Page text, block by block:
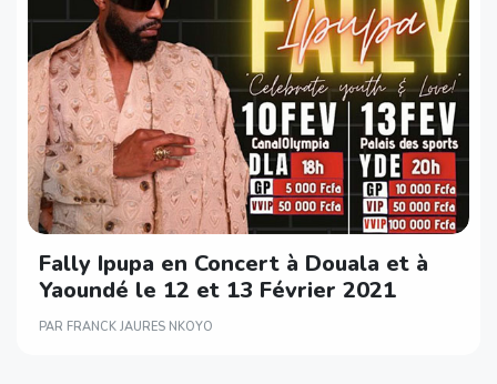
Fally Ipupa en Concert à Douala et à
Yaoundé le 12 et 13 Février 2021
PAR FRANCK JAURES NKOYO